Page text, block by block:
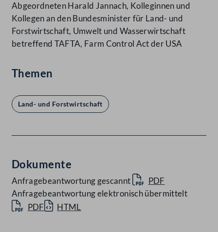
Abgeordneten Harald Jannach, Kolleginnen und
Kollegen an den Bundesminister für Land- und
Forstwirtschaft, Umwelt und Wasserwirtschaft
betreffend TAFTA, Farm Control Act der USA
Themen
Land- und Forstwirtschaft
Dokumente
Anfragebeantwortung gescannt
PDF
Anfragebeantwortung elektronisch übermittelt
PDF
HTML